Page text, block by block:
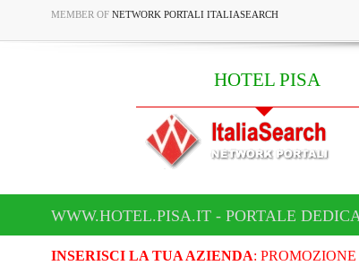
MEMBER OF NETWORK PORTALI ITALIASEARCH
HOTEL PISA
WWW.HOTEL.PISA.IT - PORTALE
INSERISCI LA TUA AZIENDA: PROMOZIONE